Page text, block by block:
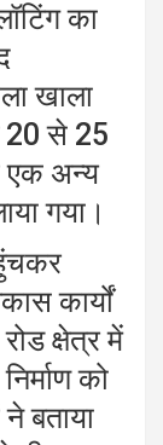
का
खाला
20 से 25
एक अन्य
गया।
कार्यों
क्षेत्र में
को
बताया